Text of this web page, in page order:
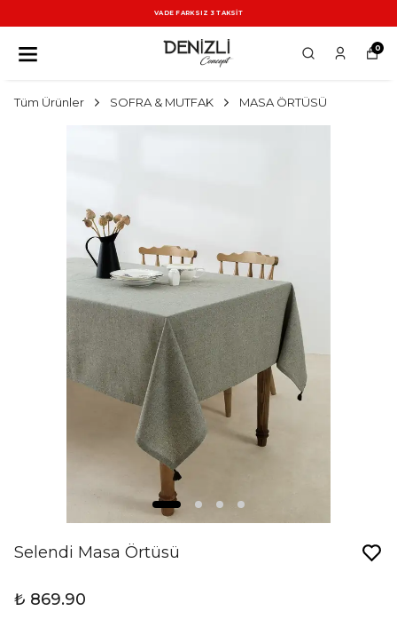
VADE FARKSIZ 3 TAKSİT
0
Tüm Ürünler SOFRA & MUTFAK MASA ÖRTÜSÜ
Selendi Masa Örtüsü
₺ 869.90